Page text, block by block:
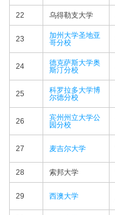
22 乌得勒支大学
23
加州大学圣地亚
哥分校
24
德克萨斯大学奥
斯汀分校
25
科罗拉多大学博
尔德分校
26
宾州州立大学公
园分校
27 麦吉尔大学
28 索邦大学
29 西澳大学